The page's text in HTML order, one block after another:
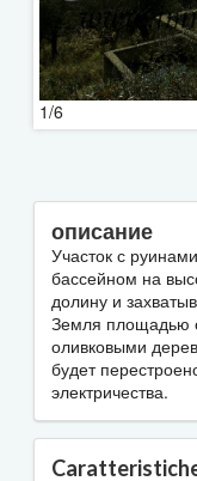
1/6
описание
Участок с
бассейном на
долину и
Земля площадью
оливковыми
будет
электричества.